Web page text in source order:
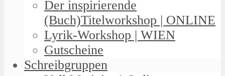
Der inspirierende
(Buch)Titelworkshop | ONLINE
Lyrik-Workshop | WIEN
Gutscheine
Schreibgruppen